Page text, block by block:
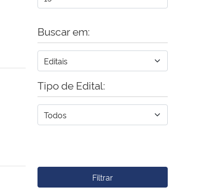
Buscar em:
Tipo de Edital:
Filtrar